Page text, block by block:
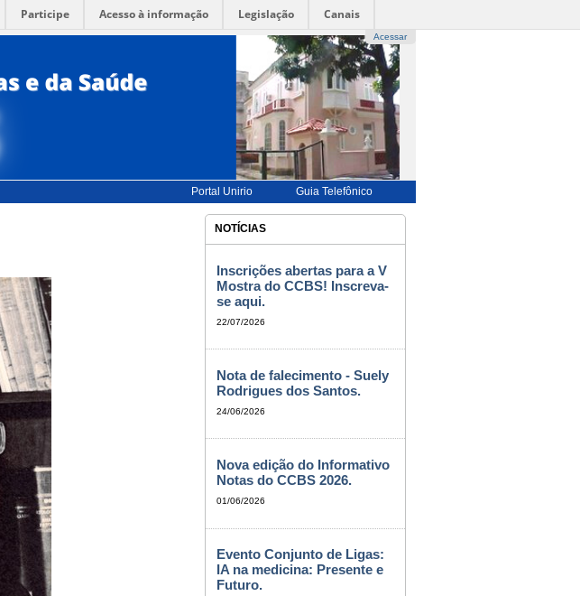
Participe Acesso à informação Legislação Canais
Acessar
ESPAÑOL |--> FRANÇAIS-->
ALTO CONTRASTE | MAPA DO SITE
Portal Unirio Guia Telefônico
NOTÍCIAS
Inscrições abertas para a V
Mostra do CCBS! Inscreva-
se aqui.
22/07/2026
Nota de falecimento - Suely
Rodrigues dos Santos.
24/06/2026
Nova edição do Informativo
Notas do CCBS 2026.
01/06/2026
Evento Conjunto de Ligas:
IA na medicina: Presente e
Futuro.